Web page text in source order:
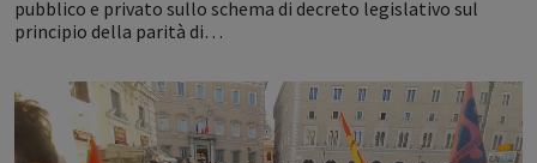
pubblico e privato sullo schema di decreto legislativo sul
principio della parità di…